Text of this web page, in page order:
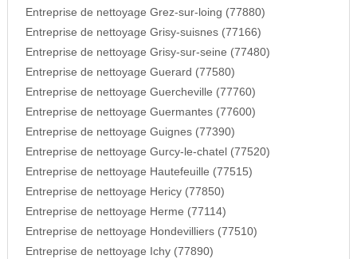
Entreprise de nettoyage Grez-sur-loing (77880)
Entreprise de nettoyage Grisy-suisnes (77166)
Entreprise de nettoyage Grisy-sur-seine (77480)
Entreprise de nettoyage Guerard (77580)
Entreprise de nettoyage Guercheville (77760)
Entreprise de nettoyage Guermantes (77600)
Entreprise de nettoyage Guignes (77390)
Entreprise de nettoyage Gurcy-le-chatel (77520)
Entreprise de nettoyage Hautefeuille (77515)
Entreprise de nettoyage Hericy (77850)
Entreprise de nettoyage Herme (77114)
Entreprise de nettoyage Hondevilliers (77510)
Entreprise de nettoyage Ichy (77890)